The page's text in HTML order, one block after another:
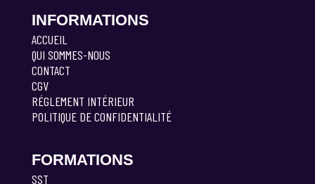
INFORMATIONS
ACCUEIL
QUI SOMMES-NOUS
CONTACT
CGV
RÉGLEMENT INTÉRIEUR
POLITIQUE DE CONFIDENTIALITÉ
FORMATIONS
SST